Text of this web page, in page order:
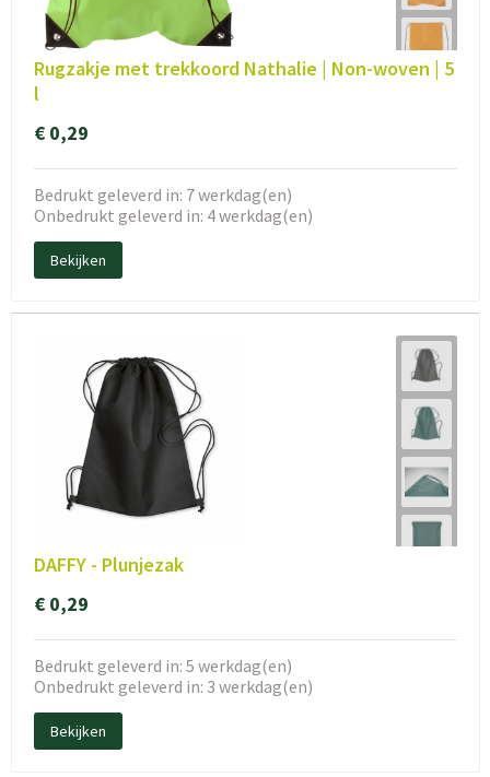
Rugzakje met trekkoord Nathalie | Non-woven | 5
l
€ 0,29
Bedrukt geleverd in: 7 werkdag(en)
Onbedrukt geleverd in: 4 werkdag(en)
Bekijken
DAFFY - Plunjezak
€ 0,29
Bedrukt geleverd in: 5 werkdag(en)
Onbedrukt geleverd in: 3 werkdag(en)
Bekijken